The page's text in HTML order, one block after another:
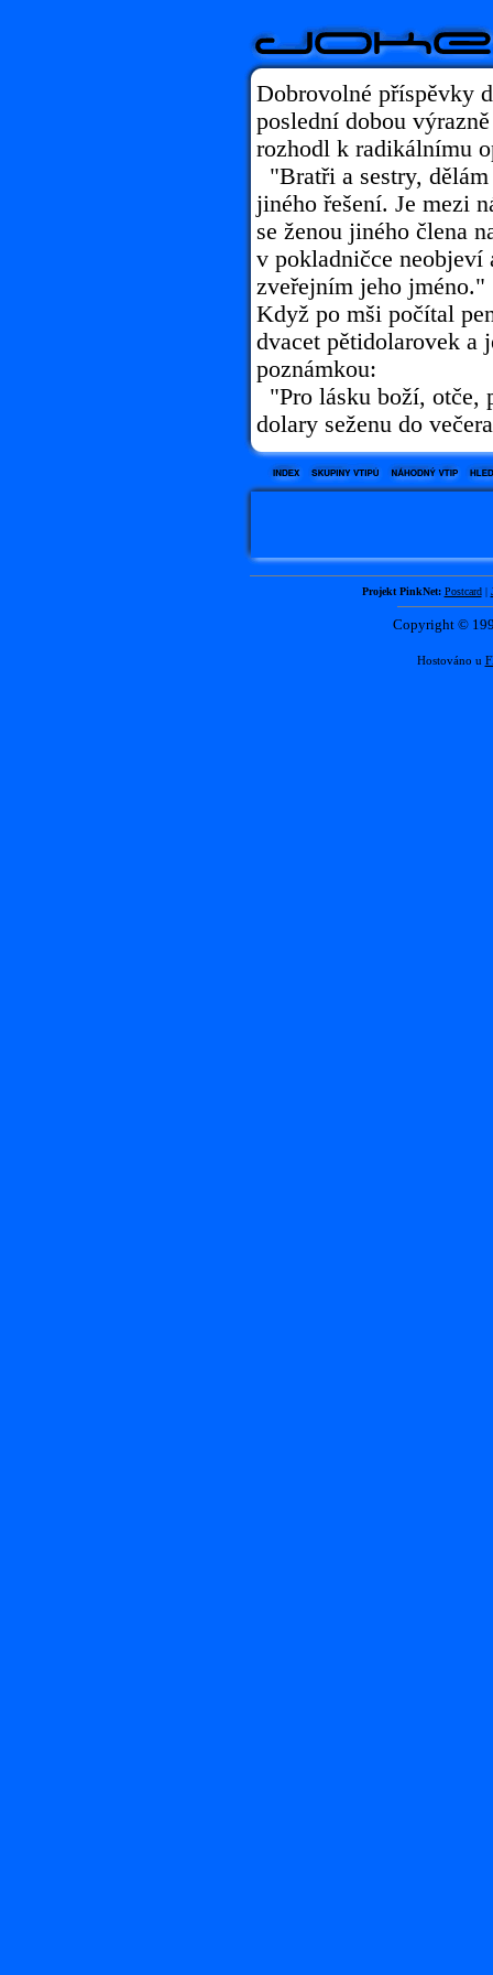
Dobrovolné příspěvky
poslední dobou
rozhodl k radikálnímu
"Bratři a sestry,
jiného řešení. Je mezi
se ženou jiného člena
v pokladničce neobjeví
zveřejním jeho jméno."
Když po mši počítal
dvacet pětidolarovek a
poznámkou:
"Pro lásku boží, otče,
dolary seženu do
Projekt PinkNet: Postcard|
Copyright ©
Hostováno u